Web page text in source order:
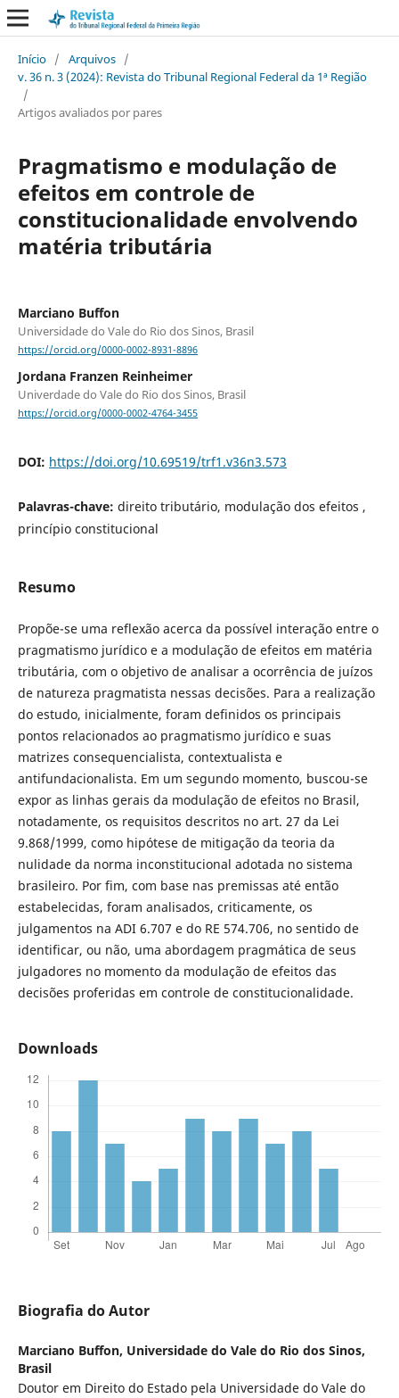
Início / Arquivos /
v. 36 n. 3 (2024): Revista do Tribunal Regional Federal da 1ª Região
/
Artigos avaliados por pares
Pragmatismo e modulação de
efeitos em controle de
constitucionalidade envolvendo
matéria tributária
Marciano Buffon
Universidade do Vale do Rio dos Sinos, Brasil
https://orcid.org/0000-0002-8931-8896
Jordana Franzen Reinheimer
Univerdade do Vale do Rio dos Sinos, Brasil
https://orcid.org/0000-0002-4764-3455
DOI: https://doi.org/10.69519/trf1.v36n3.573
Palavras-chave: direito tributário, modulação dos efeitos ,
princípio constitucional
Resumo
Propõe-se uma reflexão acerca da possível interação entre o
pragmatismo jurídico e a modulação de efeitos em matéria
tributária, com o objetivo de analisar a ocorrência de juízos
de natureza pragmatista nessas decisões. Para a realização
do estudo, inicialmente, foram definidos os principais
pontos relacionados ao pragmatismo jurídico e suas
matrizes consequencialista, contextualista e
antifundacionalista. Em um segundo momento, buscou-se
expor as linhas gerais da modulação de efeitos no Brasil,
notadamente, os requisitos descritos no art. 27 da Lei
9.868/1999, como hipótese de mitigação da teoria da
nulidade da norma inconstitucional adotada no sistema
brasileiro. Por fim, com base nas premissas até então
estabelecidas, foram analisados, criticamente, os
julgamentos na ADI 6.707 e do RE 574.706, no sentido de
identificar, ou não, uma abordagem pragmática de seus
julgadores no momento da modulação de efeitos das
decisões proferidas em controle de constitucionalidade.
Downloads
Biografia do Autor
Marciano Buffon, Universidade do Vale do Rio dos Sinos,
Brasil
Doutor em Direito do Estado pela Universidade do Vale do